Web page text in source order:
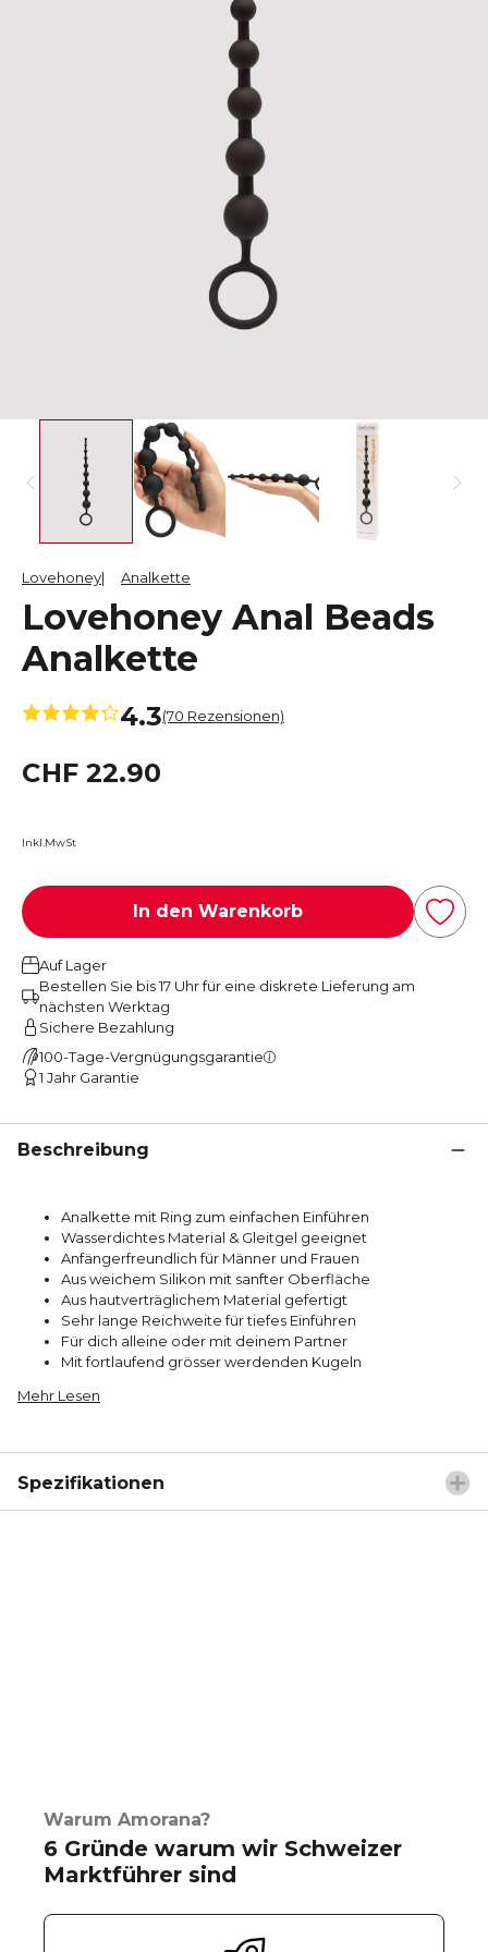
Lovehoney Analkette
Lovehoney Anal Beads
Analkette
4.3(70 Rezensionen)
CHF 22.90
Inkl.MwSt
In den Warenkorb
Auf Lager
Bestellen Sie bis 17 Uhr für eine diskrete Lieferung am
nächsten Werktag
Sichere Bezahlung
100-Tage-Vergnügungsgarantie
1 Jahr Garantie
Beschreibung
Analkette mit Ring zum einfachen Einführen
Wasserdichtes Material & Gleitgel geeignet
Anfängerfreundlich für Männer und Frauen
Aus weichem Silikon mit sanfter Oberfläche
Aus hautverträglichem Material gefertigt
Sehr lange Reichweite für tiefes Einführen
Für dich alleine oder mit deinem Partner
Mit fortlaufend grösser werdenden Kugeln
Mehr Lesen
Spezifikationen
Warum Amorana?
6 Gründe warum wir Schweizer
Marktführer sind